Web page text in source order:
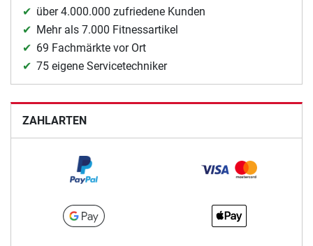
über 4.000.000 zufriedene Kunden
Mehr als 7.000 Fitnessartikel
69 Fachmärkte vor Ort
75 eigene Servicetechniker
ZAHLARTEN